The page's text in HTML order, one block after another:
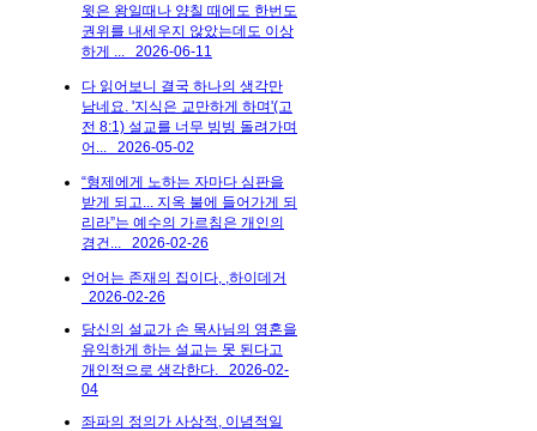
윗은 왕일때나 양칠 때에도 한번도
권위를 내세우지 않았는데도 이상
하게 ...
2026-06-11
다 읽어보니 결국 하나의 생각만
남네요. '지식은 교만하게 하며'(고
전 8:1) 설교를 너무 빙빙 돌려가며
어...
2026-05-02
“형제에게 노하는 자마다 심판을
받게 되고... 지옥 불에 들어가게 되
리라”는 예수의 가르침은 개인의
경건...
2026-02-26
언어는 존재의 집이다, ,하이데거
2026-02-26
당신의 설교가 손 목사님의 영혼을
유익하게 하는 설교는 못 된다고
개인적으로 생각한다.
2026-02-
04
좌파의 정의가 사상적, 이념적일